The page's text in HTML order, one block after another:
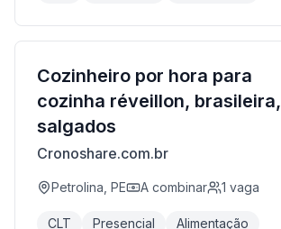
Cozinheiro por hora para
cozinha réveillon, brasileira,
salgados
Cronoshare.com.br
Petrolina, PE A combinar 1 vaga
CLT Presencial Alimentação